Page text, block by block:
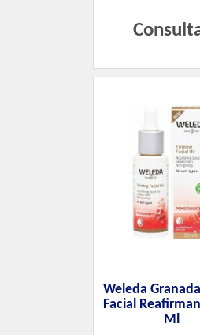
Weleda
Facial
Ml